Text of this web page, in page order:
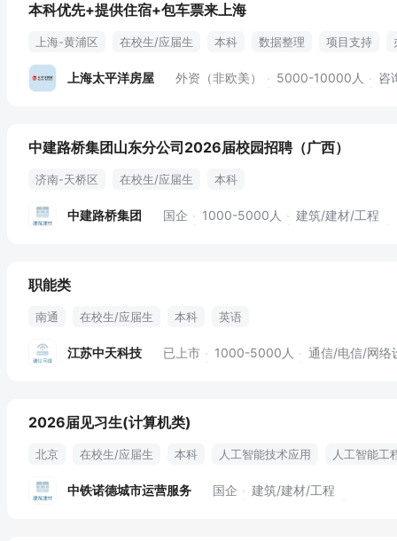
本科优先+提供住宿+包车票来上海
上海-黄浦区 在校生/应届生 本科 数据整理 项目支持
晋升空间
上海太平洋房屋 外资（非欧美） 5000-10000人 咨
中建路桥集团山东分公司2026届校园招聘（广西）
济南-天桥区 在校生/应届生 本科
中建路桥集团 国企 1000-5000人 建筑/建材/工程
职能类
南通 在校生/应届生 本科 英语
江苏中天科技 已上市 1000-5000人 通信/电信/网络
2026届见习生(计算机类)
北京 在校生/应届生 本科 人工智能技术应用 人工智能工
中铁诺德城市运营服务 国企 建筑/建材/工程